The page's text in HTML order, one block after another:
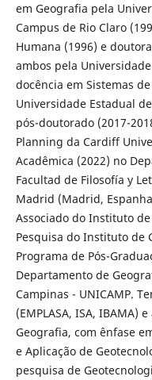
em Geografia pela
Campus de Rio Claro
Humana (1996) e
ambos pela Universidade
docência em Sistemas
Universidade Estadual
pós-doutorado (2017-
Planning da Cardiff
Acadêmica (2022) no
Facultad de Filosofía y
Madrid (Madrid,
Associado do Instituto
Pesquisa do Instituto de
Programa de Pós-
Departamento de
Campinas - UNICAMP.
(EMPLASA, ISA, IBAMA)
Geografia, com ênfase
e Aplicação de
pesquisa de